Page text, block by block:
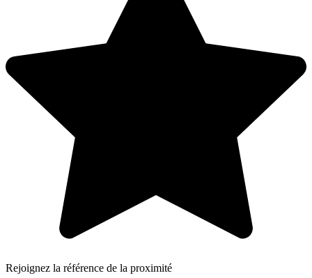
Rejoignez la référence de la proximité